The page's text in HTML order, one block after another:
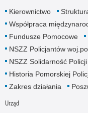
Kierownictwo
Współpraca
Fundusze Pomocowe
NSZZ Policjantów
NSZZ Solidarność Policji
Historia Pomorskiej
Zakres działania
Urząd